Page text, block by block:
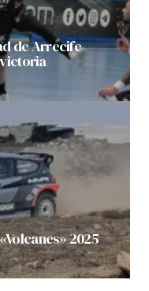
de Arrecife
2025